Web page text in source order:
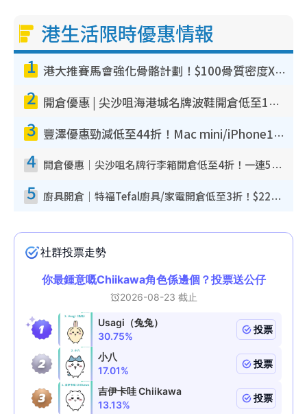
港生活限時優惠情報
1 港大推賽馬會強化骨骼計劃！$100骨質密度X光檢查 完成免費運動訓練送超市禮券！附參加資格
2 開倉優惠 | 尖沙咀海港城名牌波鞋開倉低至1折！On鞋$899起／Joy&Peace鞋履$98起
3 豐澤優惠勁減低至44折！Mac mini/iPhone17Pro大減價！廚房家電$220起
4 開倉優惠｜尖沙咀名牌行李箱開倉低至4折！一連5日 American Tourister/ace./Hallmark $200起！
5 廚具開倉｜特福Tefal廚具/家電開倉低至3折！$220起買平底鍋/炒鑊/湯煲！電飯煲/吸塵機/燙斗$418起